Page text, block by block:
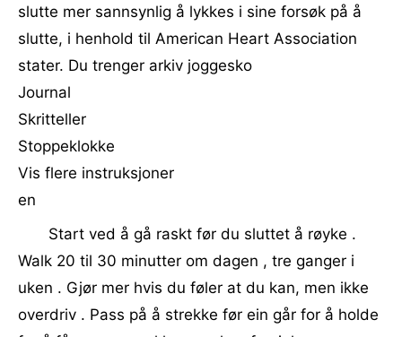
slutte mer sannsynlig å lykkes i sine forsøk på å
slutte, i henhold til American Heart Association
stater. Du trenger arkiv joggesko
Journal
Skritteller
Stoppeklokke
Vis flere instruksjoner
en
Start ved å gå raskt før du sluttet å røyke .
Walk 20 til 30 minutter om dagen , tre ganger i
uken . Gjør mer hvis du føler at du kan, men ikke
overdriv . Pass på å strekke før ein går for å holde